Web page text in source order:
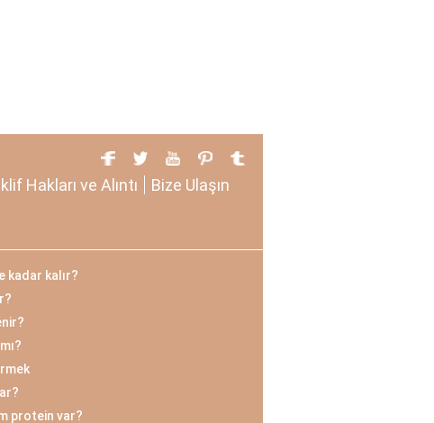
Hakları ve Alıntı Bize Ulaşın
kadar kalır?
protein var?